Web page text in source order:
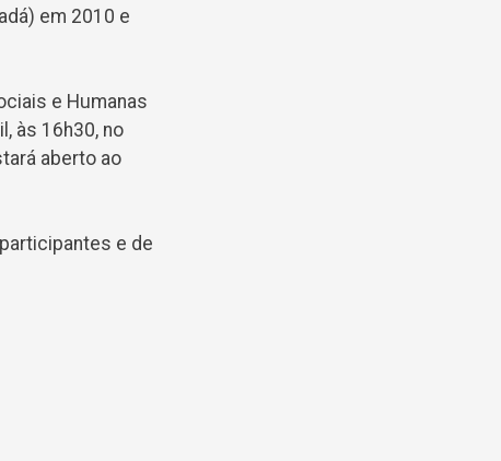
em 2010 e
e Humanas
às 16h30, no
aberto ao
e de